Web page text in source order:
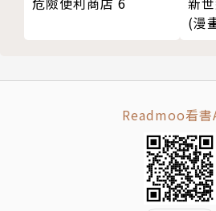
(漫
Readmoo看書